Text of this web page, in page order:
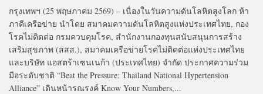
กรุงเทพฯ (25 พฤษภาคม 2569) – เนื่องในวันความดันโลหิตสูงโลก ห้า
ภาคีเครือข่าย นำโดย สมาคมความดันโลหิตสูงแห่งประเทศไทย, กอง
โรคไม่ติดต่อ กรมควบคุมโรค, สำนักงานกองทุนสนับสนุนการสร้าง
เสริมสุขภาพ (สสส.), สมาคมเครือข่ายโรคไม่ติดต่อแห่งประเทศไทย
และบริษัท แอสตร้าเซนเนก้า (ประเทศไทย) จำกัด ประกาศความร่วม
มือระดับชาติ “Beat the Pressure: Thailand National Hypertension
Alliance” เดินหน้ารณรงค์ Know Your Numbers,...